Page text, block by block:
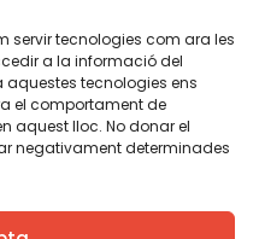
servir tecnologies com ara les
a la informació del
aquestes tecnologies ens
el comportament de
aquest lloc. No donar el
negativament determinades
compartirse. Por eso